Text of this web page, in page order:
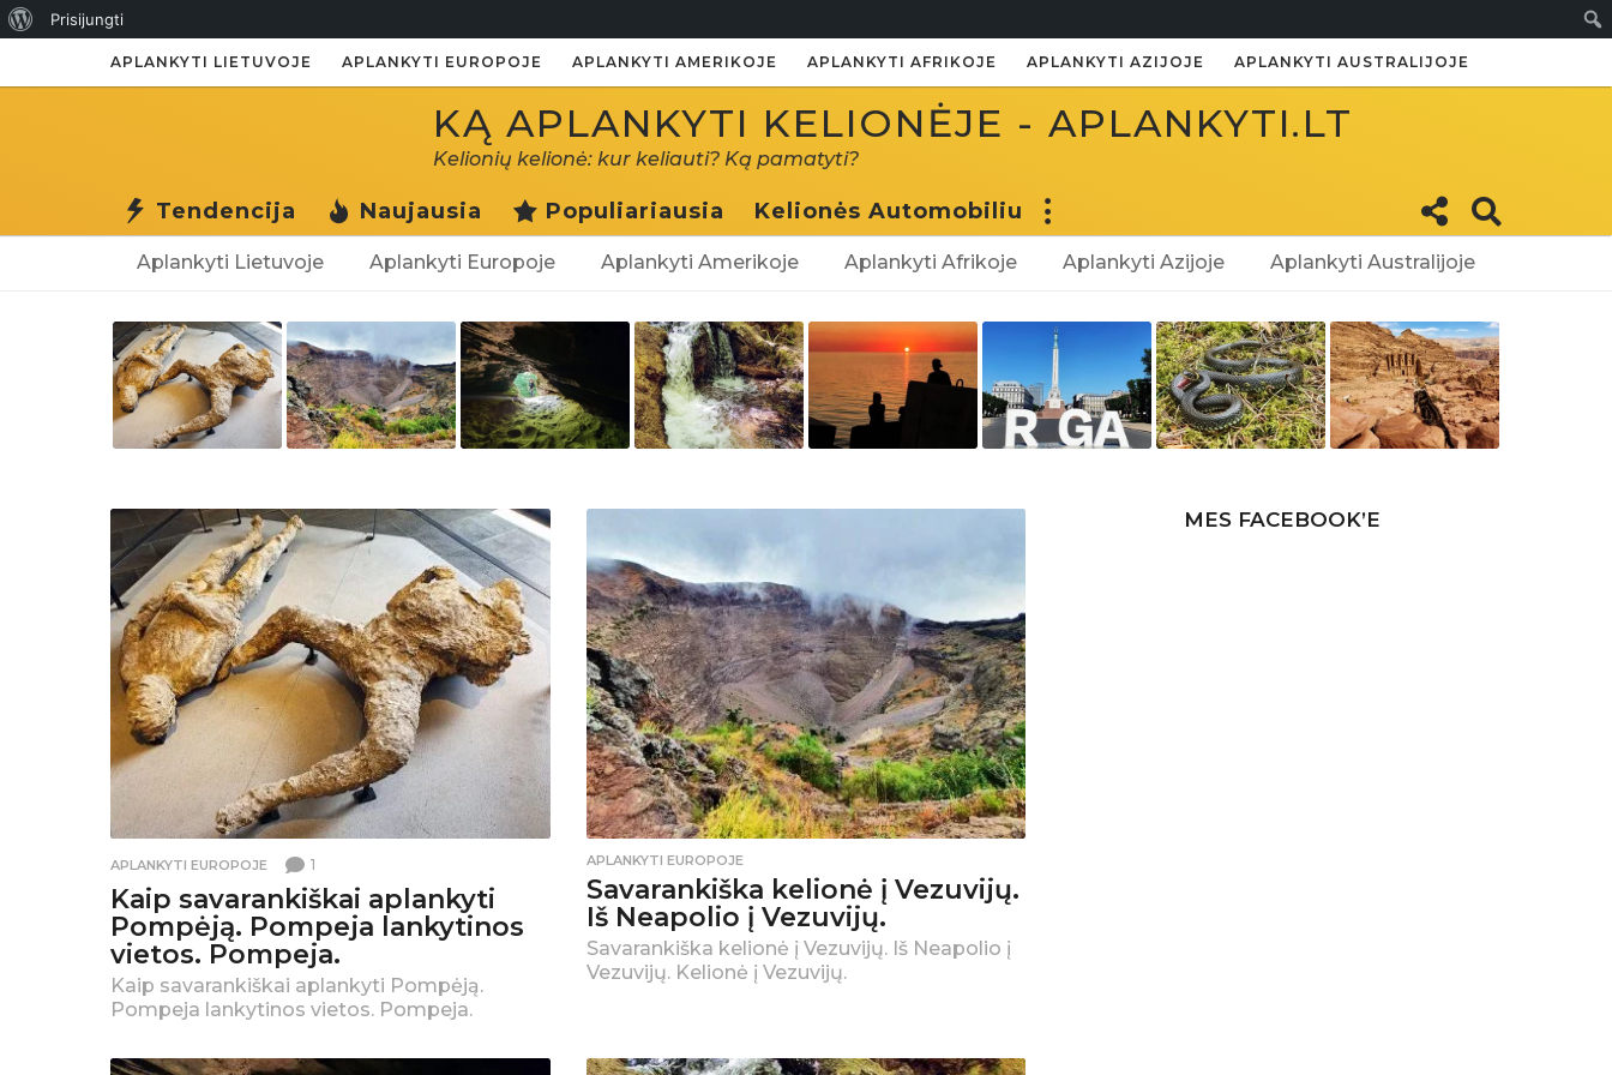
ApiePrisijungti
APLANKYTI LIETUVOJE APLANKYTI EUROPOJE APLANKYTI AMERIKOJE APLANKYTI AFRIKOJE APLANKYTI AZIJOJE APLANKYTI AUSTRALIJOJE
KĄ APLANKYTI KELIONĖJE - APLANKYTI.LT
Kelionių kelionė: kur keliauti? Ką pamatyti?
Tendencija Naujausia Populiariausia Kelionės Automobiliu
Aplankyti Lietuvoje Aplankyti Europoje Aplankyti Amerikoje Aplankyti Afrikoje Aplankyti Azijoje Aplankyti Australijoje
K
ą
a
p
l
a
n
k
y
t
i
k
e
APLANKYTI EUROPOJE 1
Kaip savarankiškai aplankyti
Pompėją. Pompeja lankytinos
vietos. Pompeja.
Kaip savarankiškai aplankyti Pompėją.
Pompeja lankytinos vietos. Pompeja.
APLANKYTI EUROPOJE
Savarankiška kelionė į Vezuvijų.
Iš Neapolio į Vezuvijų.
Savarankiška kelionė į Vezuvijų. Iš Neapolio į
Vezuvijų. Kelionė į Vezuvijų.
MES FACEBOOK’E